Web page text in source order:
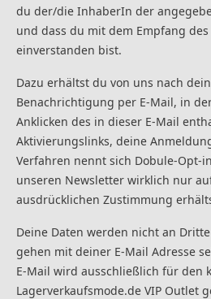
du der/die InhaberIn der
und dass du mit dem Empfang
einverstanden bist.
Dazu erhältst du von uns nach
Benachrichtigung per E-Mail, in
Anklicken des in dieser E-Mail
Aktivierungslinks, deine
Verfahren nennt sich Dobule-Opt-
unseren Newsletter wirklich nur
ausdrücklichen Zustimmung
Deine Daten werden nicht an
gehen mit deiner E-Mail Adresse
E-Mail wird ausschließlich für den
Lagerverkaufsmode.de VIP Outlet